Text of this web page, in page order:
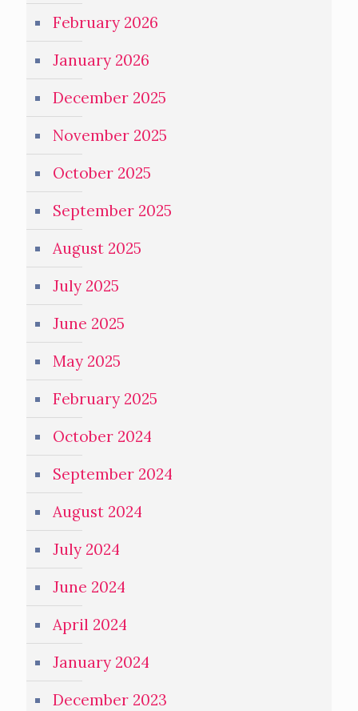
February 2026
January 2026
December 2025
November 2025
October 2025
September 2025
August 2025
July 2025
June 2025
May 2025
February 2025
October 2024
September 2024
August 2024
July 2024
June 2024
April 2024
January 2024
December 2023